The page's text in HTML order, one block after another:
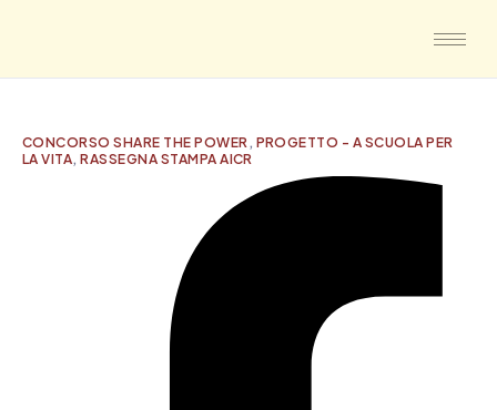
CONCORSO SHARE THE POWER, PROGETTO - A SCUOLA PER
LA VITA,RASSEGNA STAMPA AICR